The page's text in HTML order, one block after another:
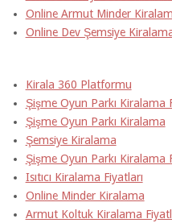
Online Armut Minder
Online Dev Şemsiye
Kirala 360 Platformu
Şişme Oyun Parkı Kiralama
Şişme Oyun Parkı Kiralama
Şemsiye Kiralama
Şişme Oyun Parkı Kiralama
Isıtıcı Kiralama Fiyatları
Online Minder Kiralama
Armut Koltuk Kiralama